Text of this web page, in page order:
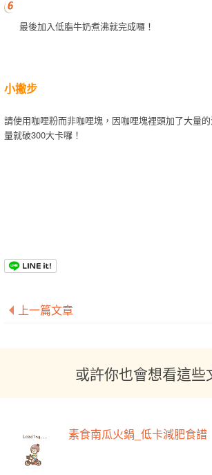
最後加入低脂牛奶煮沸就完成囉！
小撇步
請使用咖哩粉而非咖哩塊，因咖哩塊裡頭加了大量
量就破300大卡囉！
上一篇文章
或許你也會想看這些
素食南瓜火鍋_低卡減肥食譜